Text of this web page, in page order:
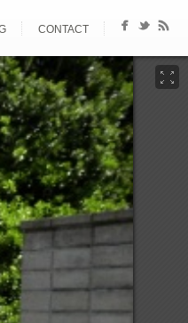
CONTACT